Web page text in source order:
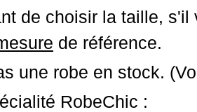
de choisir la taille,
de référence.
une robe en stock.
RobeChic :